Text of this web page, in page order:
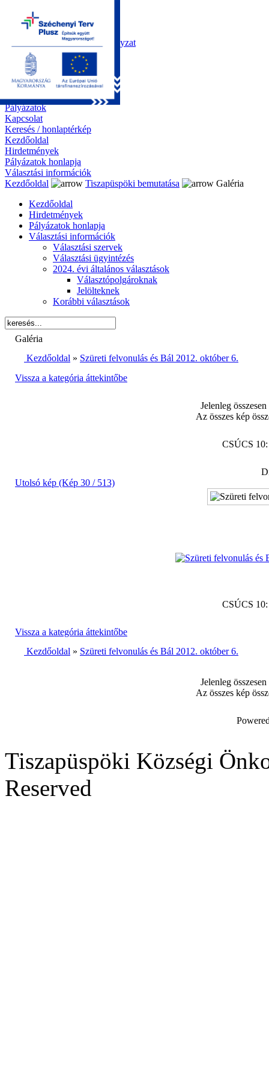
Kezdőoldal
Önkormányzat
Polgármesteri Hivatal
Roma Nemzetiségi Önkormányzat
Elektronikus ügyintézés
Közérdekű információk
Tiszapüspöki bemutatása
Galéria
Díjazottaink
Pályázatok
Kapcsolat
Keresés / honlaptérkép
Kezdőoldal
Hirdetmények
Pályázatok honlapja
Választási információk
Kezdőoldal
Tiszapüspöki bemutatása
Galéria
Kezdőoldal
Hirdetmények
Pályázatok honlapja
Választási információk
Választási szervek
Választási ügyintézés
2024. évi általános választások
Választópolgároknak
Jelölteknek
Korábbi választások
Galéria
Kezdőoldal » Szüreti felvonulás és Bál 2012. október 6.
Vissza a kategória áttekintőbe
Jelenleg
Az összes kép
CSÚCS
Utolsó kép (Kép 30 / 513)
CSÚCS
Vissza a kategória áttekintőbe
Kezdőoldal » Szüreti felvonulás és Bál 2012. október 6.
Jelenleg
Az összes kép
Tiszapüspöki Községi
Reserved